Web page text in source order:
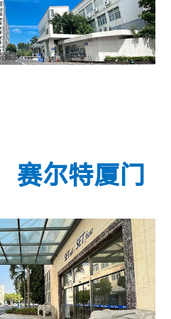
赛尔特厦门